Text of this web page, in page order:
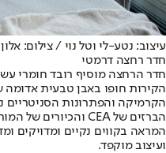
עיצוב: נטע-לי וטל נוי / צילום:
חדר רחצה דרמטי
חדר הרחצה מוסיף רובד חומרי
הקירות חופו באבן טבעית
הקרמיקה והפתרונות הסניטריים
המראה בקווים נקיים ומדויקים
ועיצוב מוקפד.